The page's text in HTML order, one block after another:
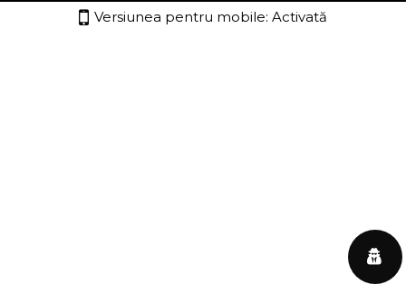
Versiunea pentru mobile: Activată